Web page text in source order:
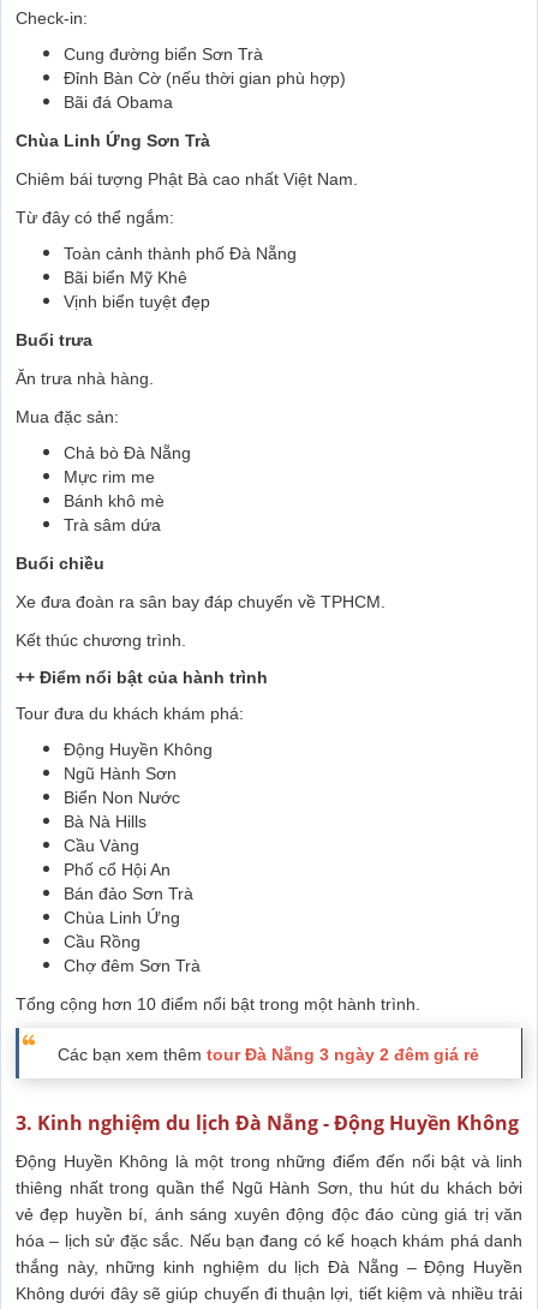
Check-in:
Cung đường biển Sơn Trà
Đỉnh Bàn Cờ (nếu thời gian phù hợp)
Bãi đá Obama
Chùa Linh Ứng Sơn Trà
Chiêm bái tượng Phật Bà cao nhất Việt Nam.
Từ đây có thể ngắm:
Toàn cảnh thành phố Đà Nẵng
Bãi biển Mỹ Khê
Vịnh biển tuyệt đẹp
Buổi trưa
Ăn trưa nhà hàng.
Mua đặc sản:
Chả bò Đà Nẵng
Mực rim me
Bánh khô mè
Trà sâm dứa
Buổi chiều
Xe đưa đoàn ra sân bay đáp chuyến về TPHCM.
Kết thúc chương trình.
++ Điểm nổi bật của hành trình
Tour đưa du khách khám phá:
Động Huyền Không
Ngũ Hành Sơn
Biển Non Nước
Bà Nà Hills
Cầu Vàng
Phố cổ Hội An
Bán đảo Sơn Trà
Chùa Linh Ứng
Cầu Rồng
Chợ đêm Sơn Trà
Tổng cộng hơn 10 điểm nổi bật trong một hành trình.
Các bạn xem thêm tour Đà Nẵng 3 ngày 2 đêm giá rẻ
3. Kinh nghiệm du lịch Đà Nẵng - Động Huyền Không
Động Huyền Không là một trong những điểm đến nổi bật và linh
thiêng nhất trong quần thể Ngũ Hành Sơn, thu hút du khách bởi
vẻ đẹp huyền bí, ánh sáng xuyên động độc đáo cùng giá trị văn
hóa – lịch sử đặc sắc. Nếu bạn đang có kế hoạch khám phá danh
thắng này, những kinh nghiệm du lịch Đà Nẵng – Động Huyền
Không dưới đây sẽ giúp chuyến đi thuận lợi, tiết kiệm và nhiều trải